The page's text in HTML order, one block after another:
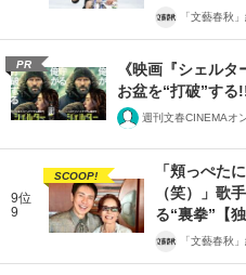
「文藝春秋
PR
《映画『シェル
お盆を“打破”する
週刊文春CINEMAオ
9位
9
SCOOP!
「頬っぺた
（笑）」歌
る“裏拳”【
「文藝春秋